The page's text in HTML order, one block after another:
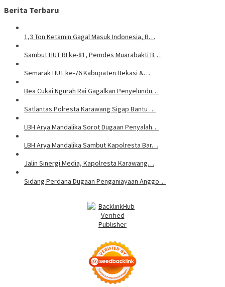
Berita Terbaru
1,3 Ton Ketamin Gagal Masuk Indonesia, B…
Sambut HUT RI ke-81, Pemdes Muarabakti B…
Semarak HUT ke-76 Kabupaten Bekasi &…
Bea Cukai Ngurah Rai Gagalkan Penyelundu…
Satlantas Polresta Karawang Sigap Bantu …
LBH Arya Mandalika Sorot Dugaan Penyalah…
LBH Arya Mandalika Sambut Kapolresta Bar…
Jalin Sinergi Media, Kapolresta Karawang…
Sidang Perdana Dugaan Penganiayaan Anggo…